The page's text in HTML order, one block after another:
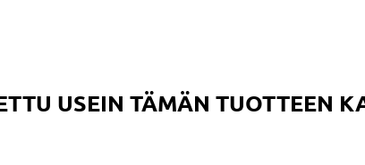
USEIN TÄMÄN TUOTTEEN